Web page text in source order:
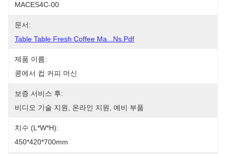
MACES4C-00
문서:
Table Table Fresh Coffee Ma...ns.pdf
제품 이름:
콩에서 컵 커피 머신
보증 서비스 후:
비디오 기술 지원, 온라인 지원, 예비 부품
치수 (l*w*h):
450*420*700mm